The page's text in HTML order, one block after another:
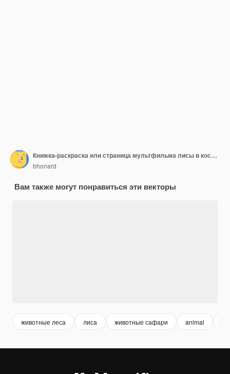
Книжка-раскраска или страница мультфильма лисы в костюме ковбоя, жарящего мясо на территории лагеря, в то время как лошадь спит на траве
bhonard
Вам также могут понравиться эти векторы
животные леса лиса животные сафари animal